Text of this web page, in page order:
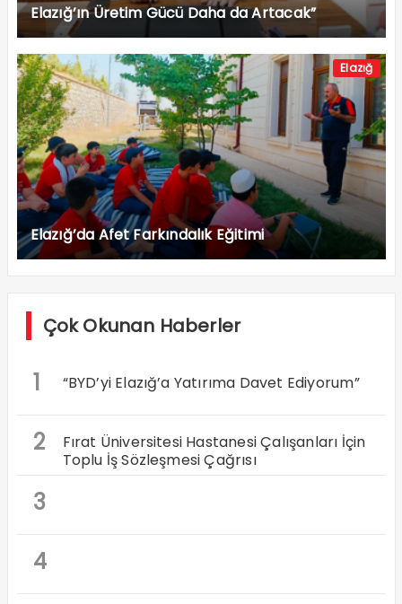
Elazığ’ın Üretim Gücü Daha da Artacak”
Elazığ
Elazığ’da Afet Farkındalık Eğitimi
Çok Okunan Haberler
1 “BYD’yi Elazığ’a Yatırıma Davet Ediyorum”
2
Fırat Üniversitesi Hastanesi Çalışanları İçin
Toplu İş Sözleşmesi Çağrısı
3
4